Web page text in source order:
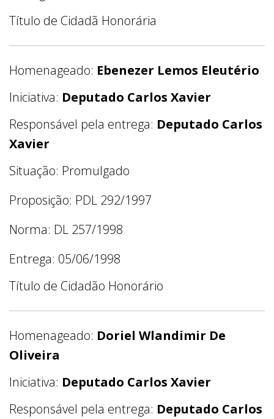
Título de Cidadã Honorária
Homenageado: Ebenezer Lemos Eleutério
Iniciativa: Deputado Carlos Xavier
Responsável pela entrega: Deputado Carlos
Xavier
Situação: Promulgado
Proposição: PDL 292/1997
Norma: DL 257/1998
Entrega: 05/06/1998
Título de Cidadão Honorário
Homenageado: Doriel Wlandimir De
Oliveira
Iniciativa: Deputado Carlos Xavier
Responsável pela entrega: Deputado Carlos